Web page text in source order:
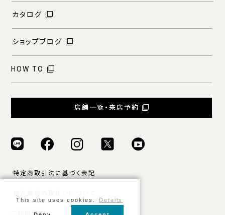
カタログ
ショップブログ
HOW TO
店舗一覧・来店予約
特定商取引法に基づく表記
ご利用規約
This site uses cookies. Details